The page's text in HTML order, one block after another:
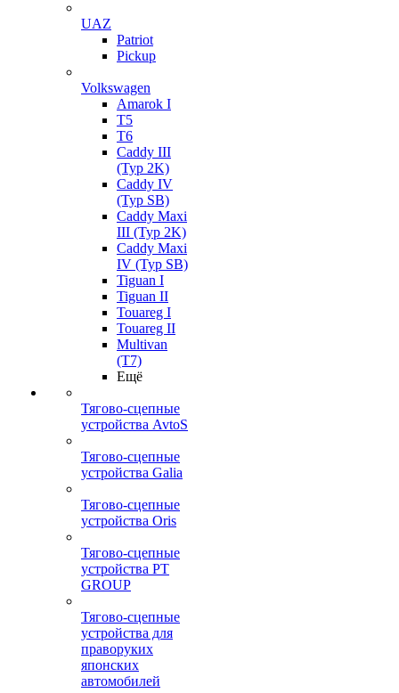
UAZ
Patriot
Pickup
Volkswagen
Amarok I
T5
T6
Caddy III
(Typ 2K)
Caddy IV
(Typ SB)
Caddy Maxi
III (Typ 2K)
Caddy Maxi
IV (Typ SB)
Tiguan I
Tiguan II
Touareg I
Touareg II
Multivan
(T7)
Ещё
Тягово-сцепные
устройства AvtoS
Тягово-сцепные
устройства Galia
Тягово-сцепные
устройства Oris
Тягово-сцепные
устройства PT
GROUP
Тягово-сцепные
устройства для
праворуких
японских
автомобилей